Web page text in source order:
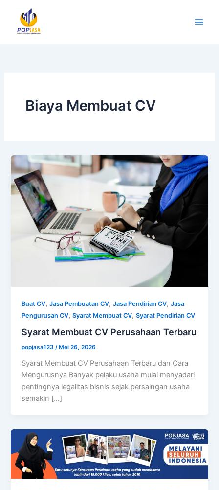
konten
Biaya Membuat CV
Buat CV,Jasa Pembuatan CV,Jasa Pendirian CV,Jasa
Pengurusan CV,Syarat Membuat CV,Syarat Pendirian CV
Syarat Membuat CV Perusahaan Terbaru
popjasa123/ Mei 26, 2026
Syarat Membuat CV Perusahaan Terbaru dan Cara
Mengurusnya Banyak pelaku usaha mulai menyadari
pentingnya legalitas bisnis sejak persaingan usaha
semakin […]